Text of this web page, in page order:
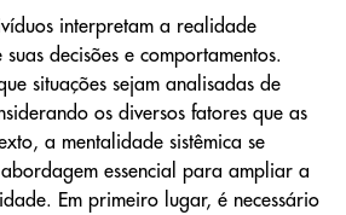
interpretam a realidade
decisões e comportamentos.
situações sejam analisadas de
os diversos fatores que as
a mentalidade sistêmica se
essencial para ampliar a
Em primeiro lugar, é necessário